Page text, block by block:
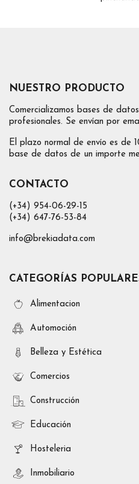
NUESTRO PRODUCTO
Comercializamos bases de
profesionales. Se envían por
El plazo normal de envío es de
base de datos de un importe
CONTACTO
(+34) 954-06-29-15
(+34) 647-76-53-84
info@brekiadata.com
CATEGORÍAS
Alimentacion
Automoción
Belleza y Estética
Comercios
Construcción
Educación
Hosteleria
Inmobiliario